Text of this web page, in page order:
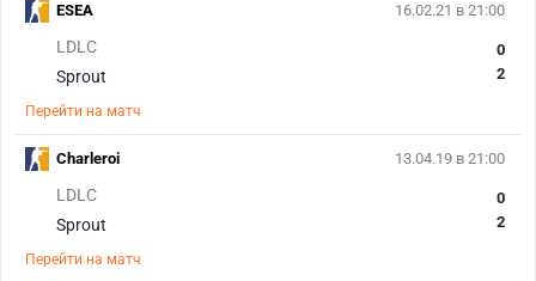
16.02.21 в 21:00
LDLC
Sprout
0
2
Перейти на матч
ESEA
13.04.19 в 21:00
LDLC
Sprout
0
2
Перейти на матч
Charleroi